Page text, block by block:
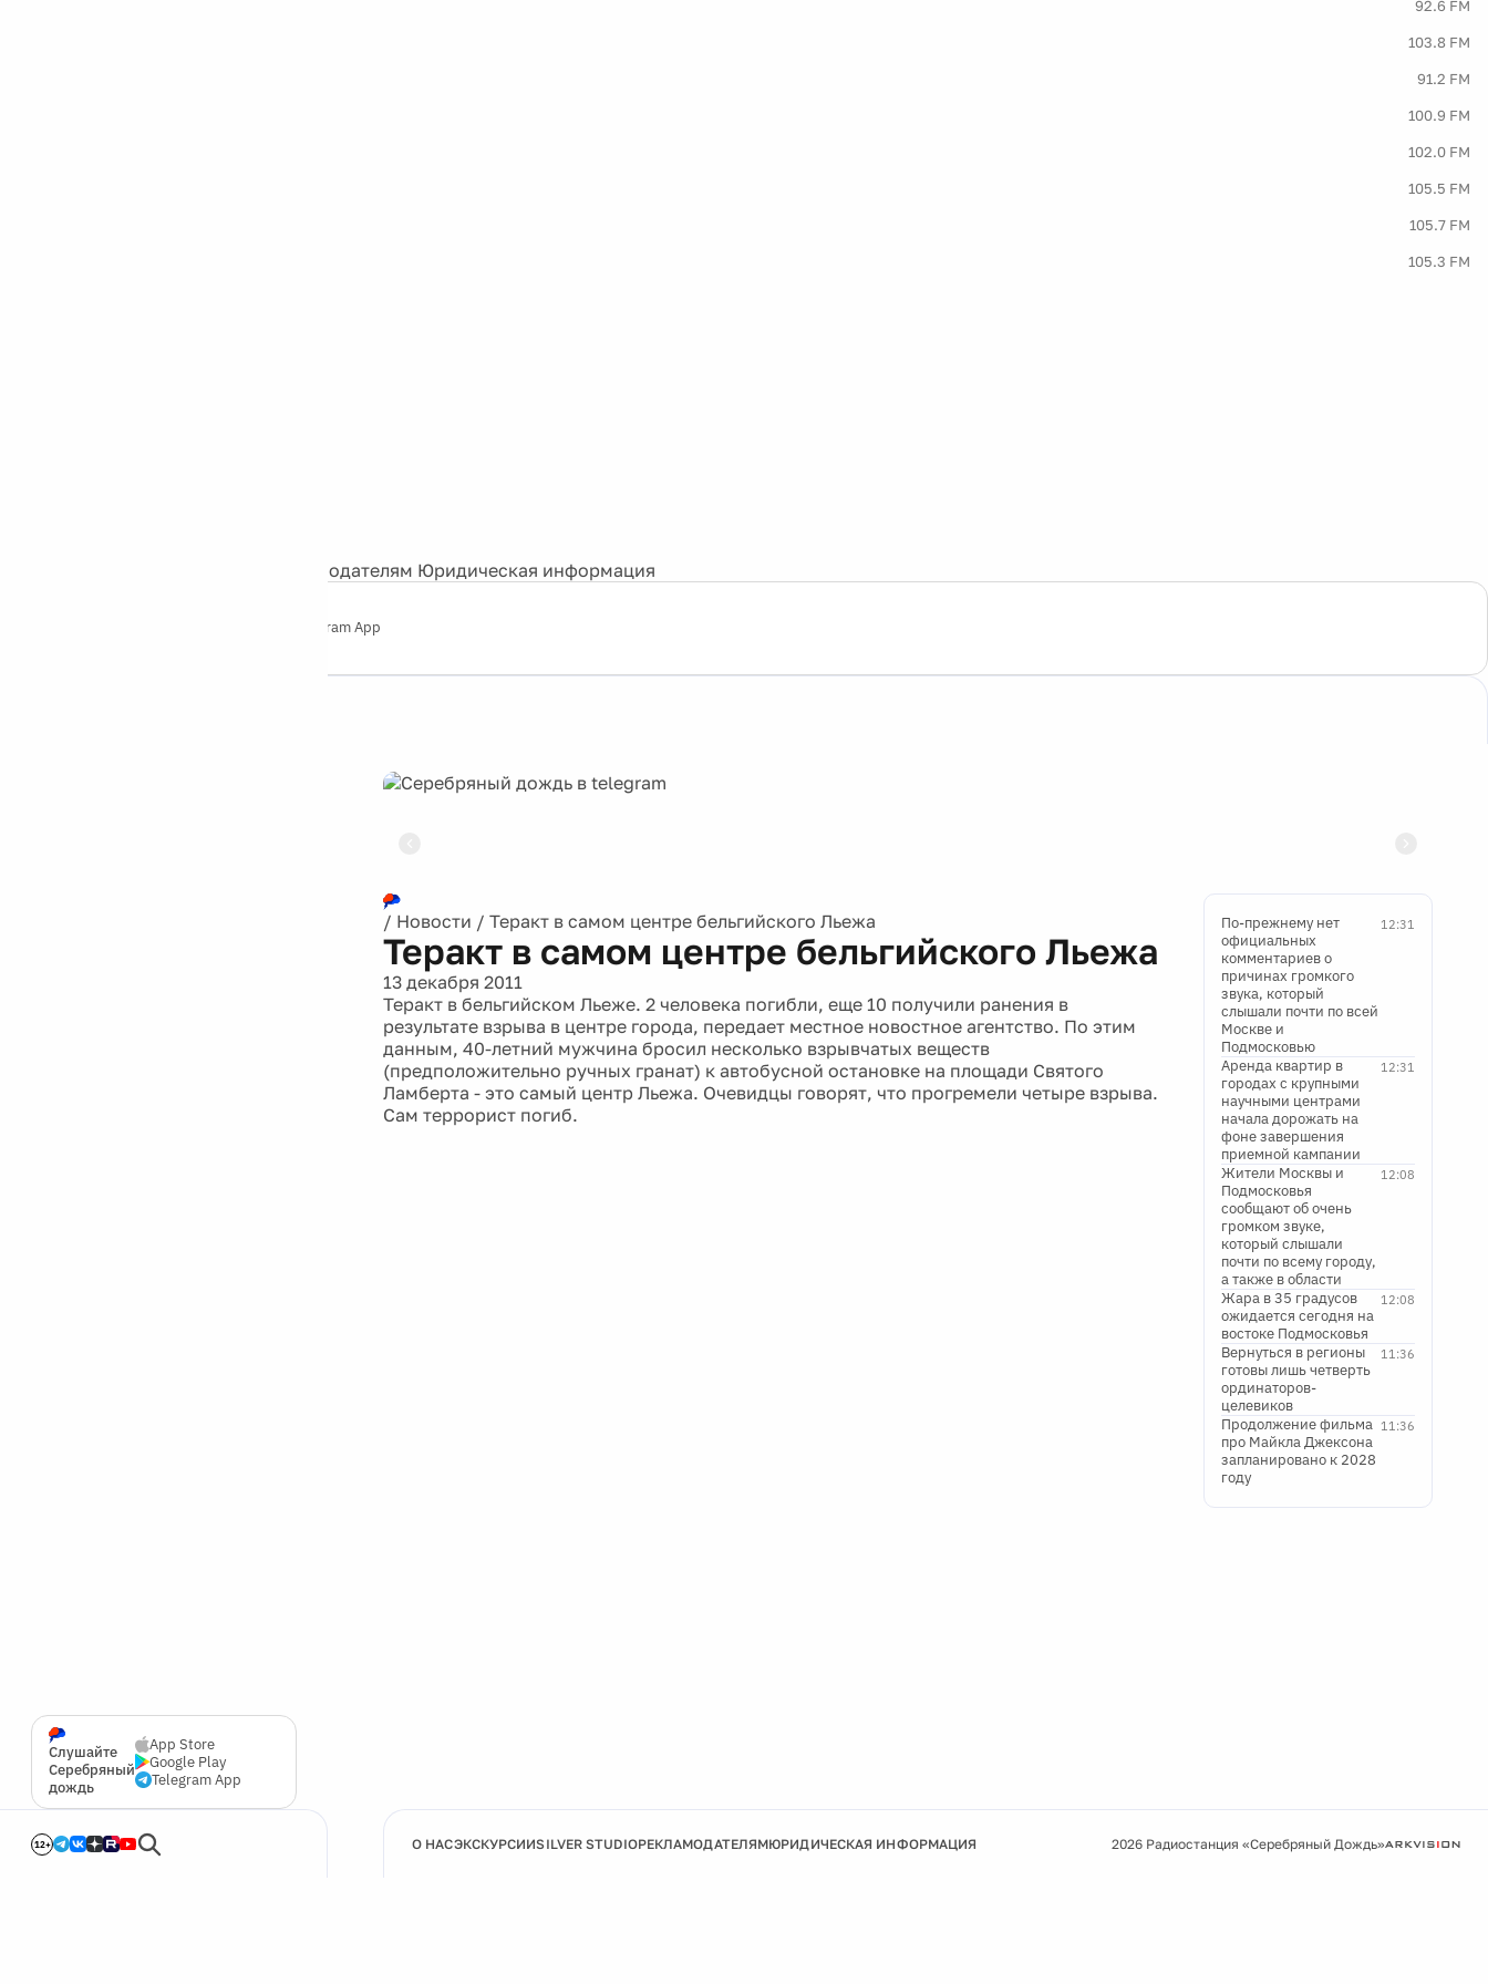
92.6 FM
103.8 FM
91.2 FM
100.9 FM
102.0 FM
105.5 FM
105.7 FM
105.3 FM
Рекламодателям Юридическая информация
Telegram App
Слушайте
Серебряный
дождь
App Store
Google Play
Telegram App
12+
/ Новости / Теракт в самом центре бельгийского Льежа
Теракт в самом центре бельгийского Льежа
13 декабря 2011
Теракт в бельгийском Льеже. 2 человека погибли, еще 10 получили ранения в
результате взрыва в центре города, передает местное новостное агентство. По этим
данным, 40-летний мужчина бросил несколько взрывчатых веществ
(предположительно ручных гранат) к автобусной остановке на площади Святого
Ламберта - это самый центр Льежа. Очевидцы говорят, что прогремели четыре взрыва.
Сам террорист погиб.
12:31
По-прежнему нет
официальных
комментариев о
причинах громкого
звука, который
слышали почти по всей
Москве и
Подмосковью
12:31
Аренда квартир в
городах с крупными
научными центрами
начала дорожать на
фоне завершения
приемной кампании
12:08
Жители Москвы и
Подмосковья
сообщают об очень
громком звуке,
который слышали
почти по всему городу,
а также в области
12:08
Жара в 35 градусов
ожидается сегодня на
востоке Подмосковья
11:36
Вернуться в регионы
готовы лишь четверть
ординаторов-
целевиков
11:36
Продолжение фильма
про Майкла Джексона
запланировано к 2028
году
О НАСЭКСКУРСИИSILVER STUDIOРЕКЛАМОДАТЕЛЯМЮРИДИЧЕСКАЯ ИНФОРМАЦИЯ 2026 Радиостанция «Серебряный Дождь»